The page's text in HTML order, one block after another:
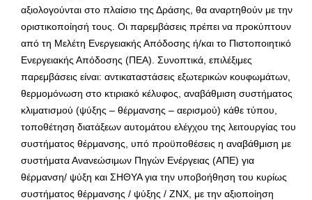
αξιολογούνται στο πλαίσιο της Δράσης, θα αναρτηθούν με την
οριστικοποίησή τους. Οι παρεμβάσεις πρέπει να προκύπτουν
από τη Μελέτη Ενεργειακής Απόδοσης ή/και το Πιστοποιητικό
Ενεργειακής Απόδοσης (ΠΕΑ). Συνοπτικά, επιλέξιμες
παρεμβάσεις είναι: αντικαταστάσεις εξωτερικών κουφωμάτων,
θερμομόνωση στο κτιριακό κέλυφος, αναβάθμιση συστήματος
κλιματισμού (ψύξης – θέρμανσης – αερισμού) κάθε τύπου,
τοποθέτηση διατάξεων αυτομάτου ελέγχου της λειτουργίας του
συστήματος θέρμανσης, υπό προϋποθέσεις η αναβάθμιση με
συστήματα Ανανεώσιμων Πηγών Ενέργειας (ΑΠΕ) για
θέρμανση/ ψύξη και ΣΗΘΥΑ για την υποβοήθηση του κυρίως
συστήματος θέρμανσης / ψύξης / ΖΝΧ, με την αξιοποίηση